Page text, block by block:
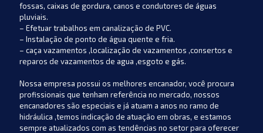
fossas, caixas de gordura, canos e condutores de águas
pluviais.
– Efetuar trabalhos em canalização de PVC.
– Instalação de ponto de água quente e fria.
– caça vazamentos ,localização de vazamentos ,consertos e
reparos de vazamentos de agua ,esgoto e gás.
Nossa empresa possui os melhores encanador, você procura
profissionais que tenham referência no mercado, nossos
encanadores são especiais e já atuam a anos no ramo de
hidráulica ,temos indicação de atuação em obras, e estamos
sempre atualizados com as tendências no setor para oferecer